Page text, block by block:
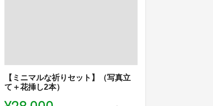
【ミニマルな祈りセット】（写真立
て＋花挿し2本）